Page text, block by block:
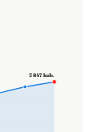
3 847 hab.